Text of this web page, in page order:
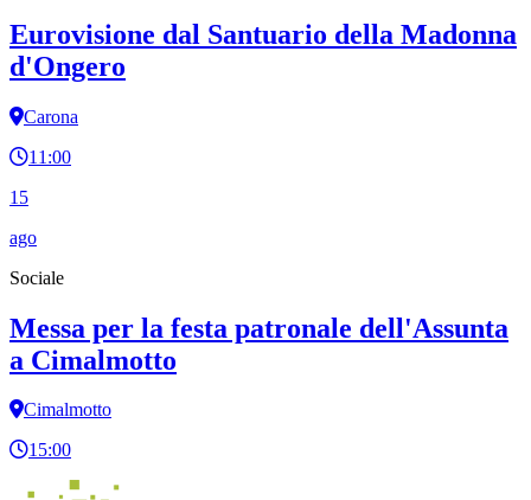
Eurovisione dal Santuario della Madonna
d'Ongero
Carona
11:00
15
ago
Sociale
Messa per la festa patronale dell'Assunta
a Cimalmotto
Cimalmotto
15:00